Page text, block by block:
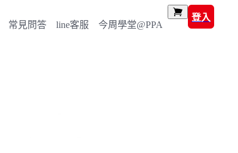
常見問答 line客服 今周學堂@PPA
登入